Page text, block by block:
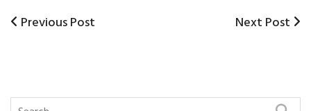
Post
Previous
Previous Post
Next
Next Post